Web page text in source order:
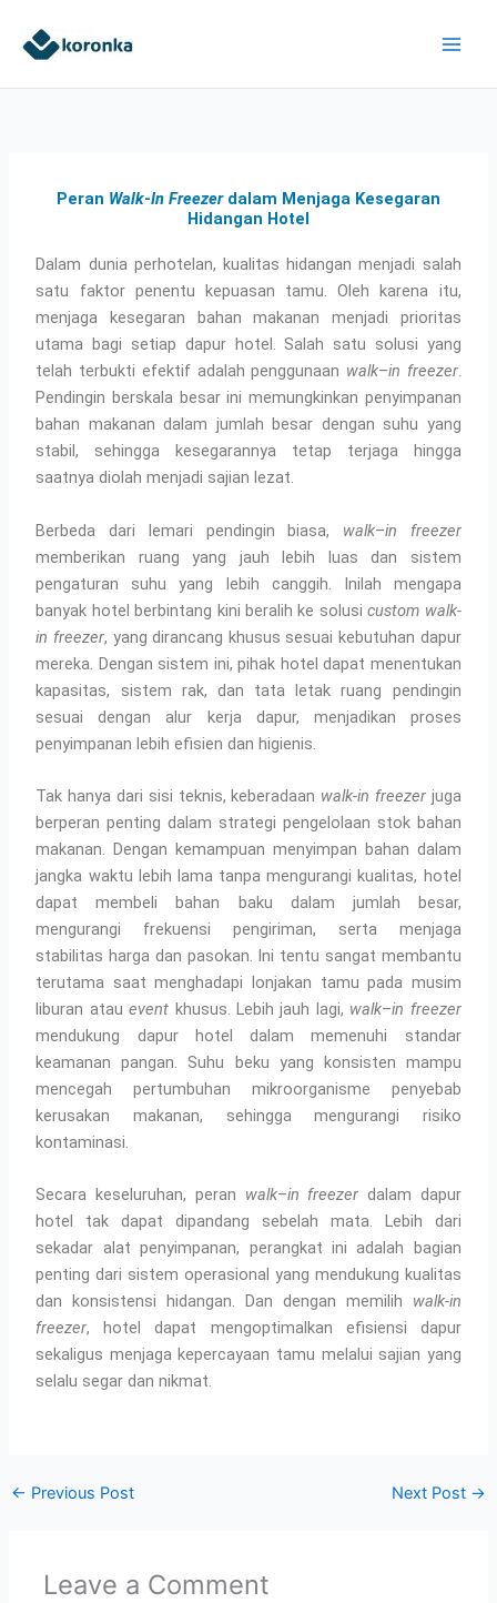
content
Peran Walk-In Freezer dalam Menjaga Kesegaran
Hidangan Hotel
Dalam dunia perhotelan, kualitas hidangan menjadi salah
satu faktor penentu kepuasan tamu. Oleh karena itu,
menjaga kesegaran bahan makanan menjadi prioritas
utama bagi setiap dapur hotel. Salah satu solusi yang
telah terbukti efektif adalah penggunaan walk–in freezer.
Pendingin berskala besar ini memungkinkan penyimpanan
bahan makanan dalam jumlah besar dengan suhu yang
stabil, sehingga kesegarannya tetap terjaga hingga
saatnya diolah menjadi sajian lezat.
Berbeda dari lemari pendingin biasa, walk–in freezer
memberikan ruang yang jauh lebih luas dan sistem
pengaturan suhu yang lebih canggih. Inilah mengapa
banyak hotel berbintang kini beralih ke solusicustom walk-
in freezer, yang dirancang khusus sesuai kebutuhan dapur
mereka. Dengan sistem ini, pihak hotel dapat menentukan
kapasitas, sistem rak, dan tata letak ruang pendingin
sesuai dengan alur kerja dapur, menjadikan proses
penyimpanan lebih efisien dan higienis.
Tak hanya dari sisi teknis, keberadaan walk-in freezer juga
berperan penting dalam strategi pengelolaan stok bahan
makanan. Dengan kemampuan menyimpan bahan dalam
jangka waktu lebih lama tanpa mengurangi kualitas, hotel
dapat membeli bahan baku dalam jumlah besar,
mengurangi frekuensi pengiriman, serta menjaga
stabilitas harga dan pasokan. Ini tentu sangat membantu
terutama saat menghadapi lonjakan tamu pada musim
liburan atauevent khusus. Lebih jauh lagi, walk–in freezer
mendukung dapur hotel dalam memenuhi standar
keamanan pangan. Suhu beku yang konsisten mampu
mencegah pertumbuhan mikroorganisme penyebab
kerusakan makanan, sehingga mengurangi risiko
kontaminasi.
Secara keseluruhan, peran walk–in freezer dalam dapur
hotel tak dapat dipandang sebelah mata. Lebih dari
sekadar alat penyimpanan, perangkat ini adalah bagian
penting dari sistem operasional yang mendukung kualitas
dan konsistensi hidangan. Dan dengan memilih walk-in
freezer, hotel dapat mengoptimalkan efisiensi dapur
sekaligus menjaga kepercayaan tamu melalui sajian yang
selalu segar dan nikmat.
← Previous Post Next Post →
Leave a Comment